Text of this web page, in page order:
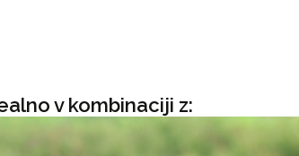
v kombinaciji z: